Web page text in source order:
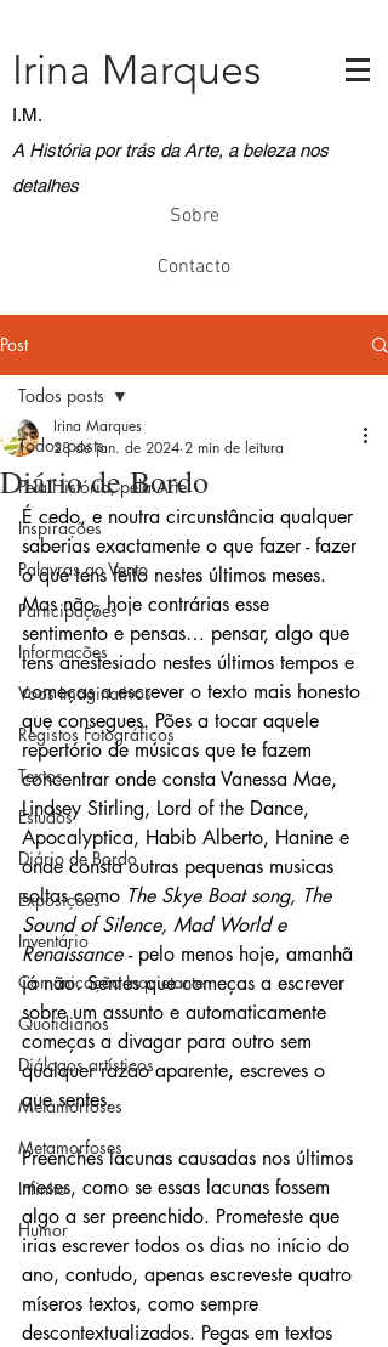
A História por trás da Arte, a beleza nos
detalhes
Irina Marques
I.M.
Sobre
Contacto
Post
Todos posts
Pela História, pela Arte
Inspirações
Palavras ao Vento
Participações
Informações
Voos Imaginativos
Registos Fotográficos
Textos
Estudos
Diário de Bordo
Exposições
Inventário
Comunicação Inquietante
Quotidianos
Diálogos artísticos
Metamorfoses
Metamorfoses
Infinito
Humor
Todos posts
Diário de Bordo
Irina Marques
28 de jan. de 2024 2 min de leitura
É cedo, e noutra circunstância qualquer
saberias exactamente o que fazer - fazer
o que tens feito nestes últimos meses.
Mas não, hoje contrárias esse
sentimento e pensas… pensar, algo que
tens anestesiado nestes últimos tempos e
começas a escrever o texto mais honesto
que consegues. Pões a tocar aquele
repertório de músicas que te fazem
concentrar onde consta Vanessa Mae,
Lindsey Stirling, Lord of the Dance,
Apocalyptica, Habib Alberto, Hanine e
onde consta outras pequenas musicas
soltas como The Skye Boat song, The
Sound of Silence, Mad World e
Renaissance - pelo menos hoje, amanhã
já não. Sentes que começas a escrever
sobre um assunto e automaticamente
começas a divagar para outro sem
qualquer razão aparente, escreves o
que sentes.
Preenches lacunas causadas nos últimos
meses, como se essas lacunas fossem
algo a ser preenchido. Prometeste que
irias escrever todos os dias no início do
ano, contudo, apenas escreveste quatro
míseros textos, como sempre
descontextualizados. Pegas em textos